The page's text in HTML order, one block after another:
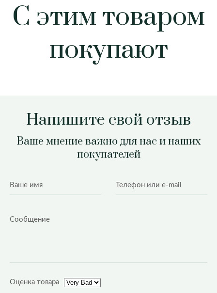
С этим товаром
покупают
Напишите свой отзыв
Ваше мнение важно для нас и наших
покупателей
Оценка товара